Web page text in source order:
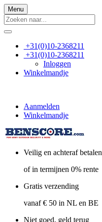
Menu
+31(0)10-2368211
+31(0)10-2368211
Inloggen
Winkelmandje
Aanmelden
Winkelmandje
Veilig en achteraf betalen
of in termijnen 0% rente
Gratis verzending
vanaf € 50 in NL en BE
Niet goed, geld terug